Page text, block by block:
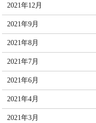
2021年12月
2021年9月
2021年8月
2021年7月
2021年6月
2021年4月
2021年3月